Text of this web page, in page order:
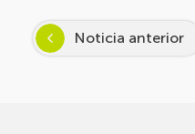
Noticia anterior